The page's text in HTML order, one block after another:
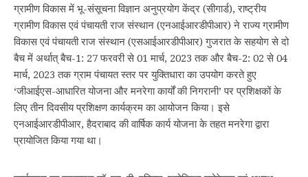
ग्रामीण विकास में भू-संसूचना विज्ञान अनुप्रयोग केंद्र (सीगार्ड), राष्ट्रीय
ग्रामीण विकास एवं पंचायती राज संस्थान (एनआईआरडीपीआर) ने राज्य ग्रामीण
विकास एवं पंचायती राज संस्थान (एसआईआरडीपीआर) गुजरात के सहयोग से दो
बैच में अर्थात् बैच-1: 27 फरवरी से 01 मार्च, 2023 तक और बैच-2: 02 से 04
मार्च, 2023 तक ग्राम पंचायत स्तर पर युक्तिधारा का उपयोग करते हुए
‘जीआईएस-आधारित योजना और मनरेगा कार्यों की निगरानी’ पर प्रशिक्षकों के
लिए तीन दिवसीय प्रशिक्षण कार्यक्रम का आयोजन किया। इसे
एनआईआरडीपीआर, हैदराबाद की वार्षिक कार्य योजना के तहत मनरेगा द्वारा
प्रायोजित किया गया था।